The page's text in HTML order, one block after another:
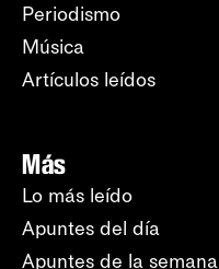
Periodismo
Música
Artículos leídos
Más
Lo más leído
Apuntes del día
Apuntes de la semana